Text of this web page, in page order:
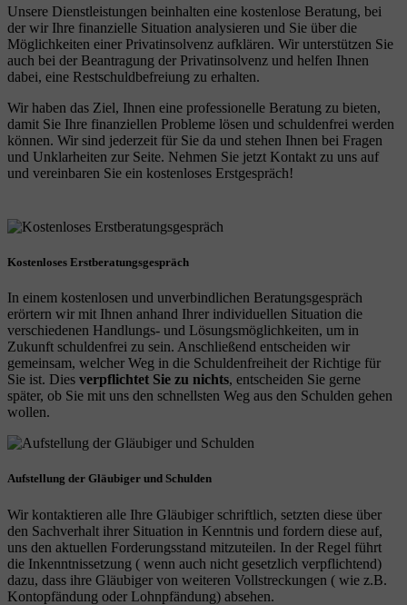
Unsere Dienstleistungen beinhalten eine kostenlose Beratung, bei
der wir Ihre finanzielle Situation analysieren und Sie über die
Möglichkeiten einer Privatinsolvenz aufklären. Wir unterstützen Sie
auch bei der Beantragung der Privatinsolvenz und helfen Ihnen
dabei, eine Restschuldbefreiung zu erhalten.
Wir haben das Ziel, Ihnen eine professionelle Beratung zu bieten,
damit Sie Ihre finanziellen Probleme lösen und schuldenfrei werden
können. Wir sind jederzeit für Sie da und stehen Ihnen bei Fragen
und Unklarheiten zur Seite. Nehmen Sie jetzt Kontakt zu uns auf
und vereinbaren Sie ein kostenloses Erstgespräch!
Kostenloses Erstberatungsgespräch
In einem kostenlosen und unverbindlichen Beratungsgespräch
erörtern wir mit Ihnen anhand Ihrer individuellen Situation die
verschiedenen Handlungs- und Lösungsmöglichkeiten, um in
Zukunft schuldenfrei zu sein. Anschließend entscheiden wir
gemeinsam, welcher Weg in die Schuldenfreiheit der Richtige für
Sie ist. Dies verpflichtet Sie zu nichts, entscheiden Sie gerne
später, ob Sie mit uns den schnellsten Weg aus den Schulden gehen
wollen.
Aufstellung der Gläubiger und Schulden
Wir kontaktieren alle Ihre Gläubiger schriftlich, setzten diese über
den Sachverhalt ihrer Situation in Kenntnis und fordern diese auf,
uns den aktuellen Forderungsstand mitzuteilen. In der Regel führt
die Inkenntnissetzung ( wenn auch nicht gesetzlich verpflichtend)
dazu, dass ihre Gläubiger von weiteren Vollstreckungen ( wie z.B.
Kontopfändung oder Lohnpfändung) absehen.